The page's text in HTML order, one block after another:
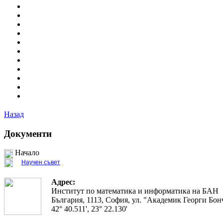
Назад
Документи
Начало
Научен съвет
Адрес:
Институт по математика и информатика на БАН
България, 1113, София, ул. "Академик Георги
42° 40.511', 23° 22.130'